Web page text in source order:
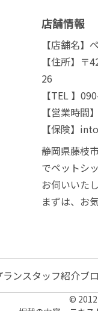
店舗情報
【店舗名】
【住所】〒
26
【TEL 】
【営業時間
【保険】
静岡県藤枝
でペットシ
お伺いいたし
まずは、お
ンスタッフ紹介ブ
©